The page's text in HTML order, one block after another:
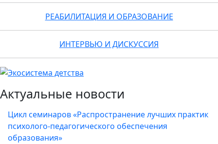
РЕАБИЛИТАЦИЯ И ОБРАЗОВАНИЕ
ИНТЕРВЬЮ И ДИСКУССИЯ
Актуальные новости
Цикл семинаров «Распространение лучших практик
психолого-педагогического обеспечения
образования»